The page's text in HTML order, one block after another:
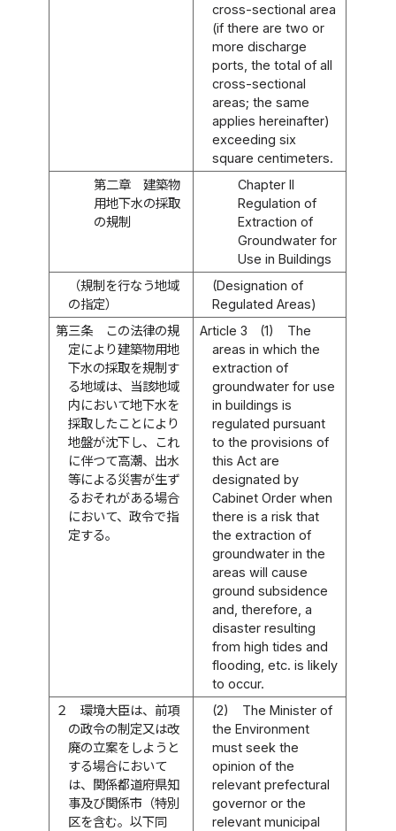
cross-sectional area
(if there are two or
more discharge
ports, the total of all
cross-sectional
areas; the same
applies hereinafter)
exceeding six
square centimeters.
第二章 建築物
用地下水の採取
の規制
Chapter II
Regulation of
Extraction of
Groundwater for
Use in Buildings
（規制を行なう地域
の指定）
(Designation of
Regulated Areas)
第三条
この法律の規
定により建築物用地
下水の採取を規制す
る地域は、当該地域
内において地下水を
採取したことにより
地盤が沈下し、これ
に伴つて高潮、出水
等による災害が生ず
るおそれがある場合
において、政令で指
定する。
Article 3 (1)
The
areas in which the
extraction of
groundwater for use
in buildings is
regulated pursuant
to the provisions of
this Act are
designated by
Cabinet Order when
there is a risk that
the extraction of
groundwater in the
areas will cause
ground subsidence
and, therefore, a
disaster resulting
from high tides and
flooding, etc. is likely
to occur.
２
環境大臣は、前項
の政令の制定又は改
廃の立案をしようと
する場合において
は、関係都道府県知
事及び関係市（特別
区を含む。以下同
(2)
The Minister of
the Environment
must seek the
opinion of the
relevant prefectural
governor or the
relevant municipal